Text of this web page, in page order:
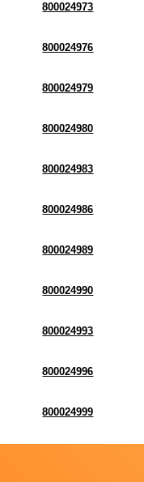
800024973
800024976
800024979
800024980
800024983
800024986
800024989
800024990
800024993
800024996
800024999